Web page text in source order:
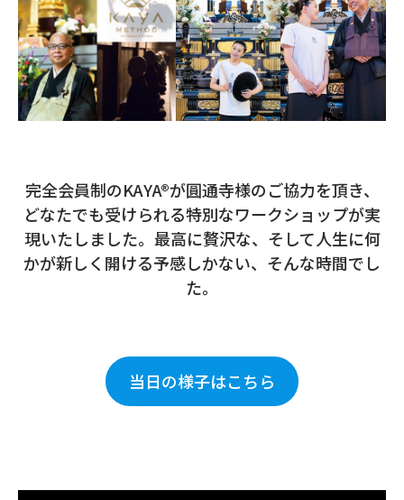
完全会員制のKAYA®が圓通寺様のご協力を頂き、
どなたでも受けられる特別なワークショップが実
現いたしました。 最高に贅沢な、そして人生に何
かが新しく開ける予感しかない、そんな時間でし
た。
当日の様子はこちら